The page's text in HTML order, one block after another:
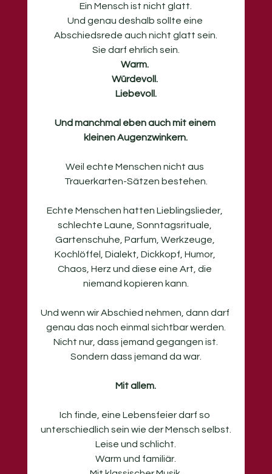
Ein Mensch ist nicht glatt.
Und genau deshalb sollte eine
Abschiedsrede auch nicht glatt sein.
Sie darf ehrlich sein.
Warm.
Würdevoll.
Liebevoll.
Und manchmal eben auch mit einem
kleinen Augenzwinkern.
Weil echte Menschen nicht aus
Trauerkarten-Sätzen bestehen.
Echte Menschen hatten Lieblingslieder,
schlechte Laune, Sonntagsrituale,
Gartenschuhe, Parfum, Werkzeuge,
Kochlöffel, Dialekt, Dickkopf, Humor,
Chaos, Herz und diese eine Art, die
niemand kopieren kann.
Und wenn wir Abschied nehmen, dann darf
genau das noch einmal sichtbar werden.
Nicht nur, dass jemand gegangen ist.
Sondern dass jemand da war.
Mit allem.
Ich finde, eine Lebensfeier darf so
unterschiedlich sein wie der Mensch selbst.
Leise und schlicht.
Warm und familiär.